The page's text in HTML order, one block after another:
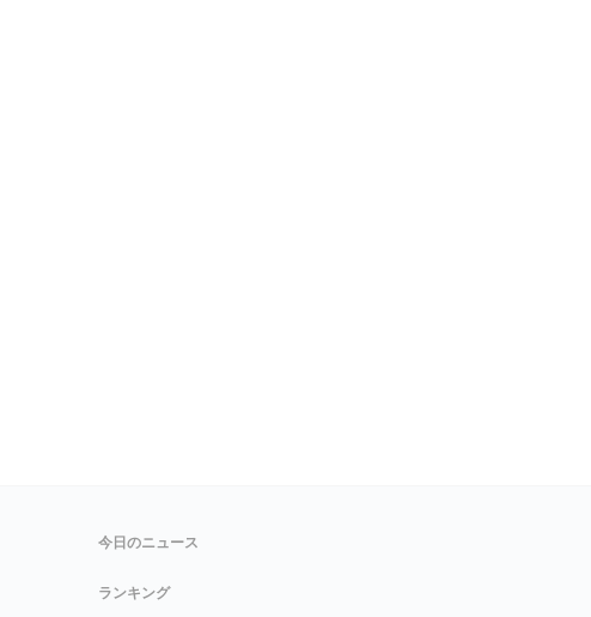
今日のニュース
ランキング